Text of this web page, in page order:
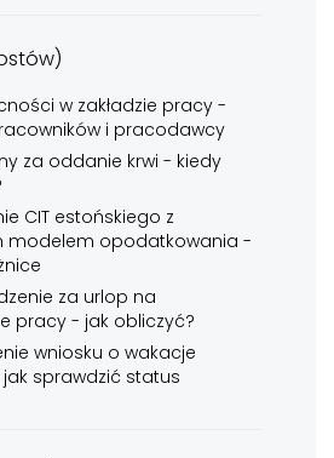
w zakładzie pracy -
i pracodawcy
za oddanie krwi - kiedy
CIT estońskiego z
modelem opodatkowania -
za urlop na
pracy - jak obliczyć?
wniosku o wakacje
jak sprawdzić status